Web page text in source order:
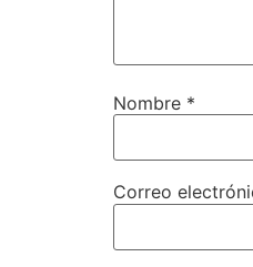
Nombre *
Correo